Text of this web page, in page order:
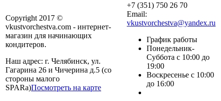
Copyright 2017 ©
vkustvorchestva.com - интернет-
магазин для начинающих
кондитеров.
Наш адрес: г. Челябинск, ул.
Гагарина 26 и Чичерина д.5 (со
стороны малого
SPARa)Посмотреть на карте
+7 (351) 750 26 70
Email:
vkustvorchestva@yandex.ru
График работы
Понедельник-
Суббота с 10:00 до
19:00
Воскресенье с 10:00
до 16:00